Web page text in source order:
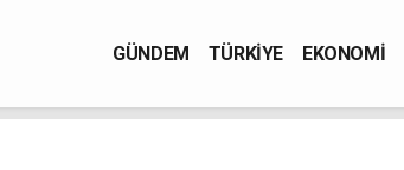
GÜNDEM TÜRKİYE EKONOMİ